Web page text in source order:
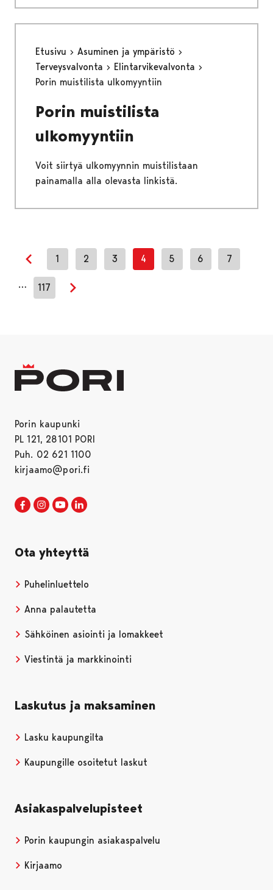
Etusivu
Asuminen ja ympäristö
Terveysvalvonta
Elintarvikevalvonta
Porin muistilista ulkomyyntiin
Porin muistilista
ulkomyyntiin
Voit siirtyä ulkomyynnin muistilistaan
painamalla alla olevasta linkistä.
Edellinen sivu
1 2 3 4 5 6 7
… 117
Seuraava sivu
Porin kaupunki
PL 121, 28101 PORI
Puh. 02 621 1100
kirjaamo@pori.fi
Porin kaupunki Facebookissa
Avautuu uudessa välilehdessä
Porin kaupunki Instagramissa
Avautuu uudessa välilehdessä
Porin kaupunki Youtubessa
Avautuu uudessa välilehdessä
Ota yhteyttä
Puhelinluettelo
Anna palautetta
Sähköinen asiointi ja lomakkeet
Viestintä ja markkinointi
Laskutus ja maksaminen
Lasku kaupungilta
Kaupungille osoitetut laskut
Asiakaspalvelupisteet
Porin kaupungin asiakaspalvelu
Kirjaamo